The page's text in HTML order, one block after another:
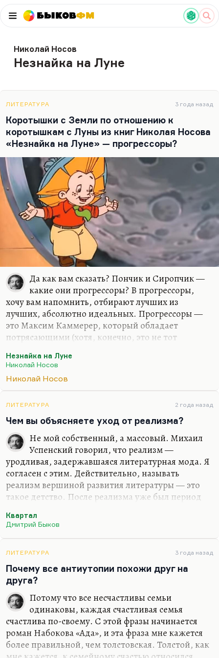
БыковФМ
Николай Носов
Незнайка на Луне
ЛИТЕРАТУРА 3 года назад
Коротышки с Земли по отношению к
коротышкам с Луны из книг Николая Носова
«Незнайка на Луне» — прогрессоры?
Да как вам сказать? Пончик и Сиропчик —
какие они прогрессоры? В прогрессоры,
хочу вам напомнить, отбирают лучших из
лучших, абсолютно идеальных. Прогрессоры —
это Максим Каммерер, который обладает
потрясающими (хотя, конечно, это не тот
он только по меркам своей семьи неудачник, а
он может роту солдат уложить, не применяя
реагирует поразительно точно и вообще
гениально ведет себя в истории, умудряясь
никого не убить, но всех научить. Нет, конечно,
это такая история, что прогрессором не может
быть случайный человек. Прогрессором может
быть историк, человек…
Незнайка на Луне
Николай Носов
Николай Носов
ЛИТЕРАТУРА 2 года назад
Чем вы объясняете уход от реализма?
Не мой собственный, а массовый. Михаил
Успенский говорил, что реализм —
уродливая, задержавшаяся литературная мода. Я
согласен с этим. Действительно, называть
реализм вершиной развития литературы — это
такое детство. После реализма уже был период
После фэнтези, после фантастики, после такого
спурта фантастики в 30-60-е годы, пришла другая
Докинза, в каком-то смысле Алексиевич, и
Нобелевская премия это четко отследила. Я
вообще думаю, что сейчас будет востребован
смешанный роман; роман с чертами научного
текста, безусловно, или нон-фикшн,
документальный роман, и так далее.
Не случайно…
Квартал
Дмитрий Быков
ЛИТЕРАТУРА 3 года назад
Почему все антиутопии похожи друг на
друга?
Потому что все несчастливы семьи
одинаковы, каждая счастливая семья
счастлива по-своему. С этой фразы начинается
роман Набокова «Ада», и эта фраза мне кажется
более правильной, чем толстовская. Толстой, как